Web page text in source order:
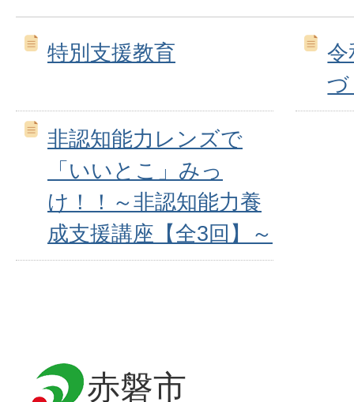
特別支援教育
令
づ
非認知能力レンズで
「いいとこ」みっ
け！！～非認知能力養
成支援講座【全3回】～
赤磐市